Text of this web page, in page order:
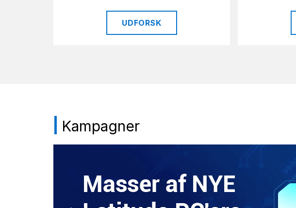
UDFORSK
Kampagner